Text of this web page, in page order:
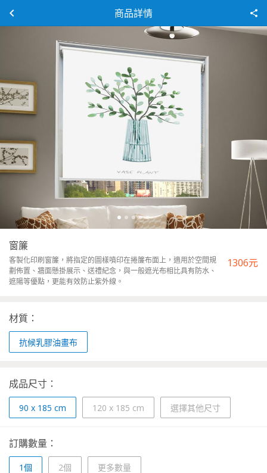
商品詳情
窗簾
客製化印刷窗簾，將指定的圖樣噴印在捲簾布面上，適用於空間規
劃佈置、牆面懸掛展示、送禮紀念，與一般遮光布相比具有防水、
遮陽等優點，更能有效防止紫外線。
1306元
材質：
抗候乳膠油畫布
成品尺寸：
90 x 185 cm 120 x 185 cm 選擇其他尺寸
訂購數量：
1個 2個 更多數量